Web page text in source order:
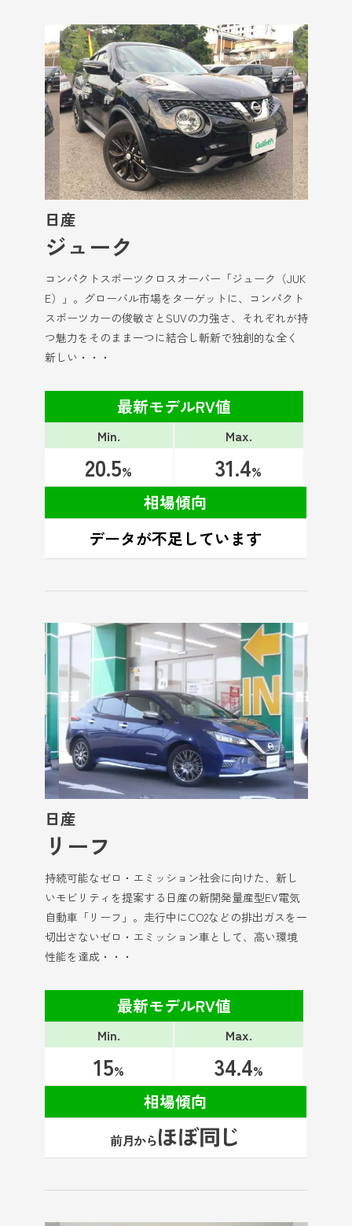
日産
ジューク
コンパクトスポーツクロスオーバー「ジューク（JUK
E）」。グローバル市場をターゲットに、コンパクト
スポーツカーの俊敏さとSUVの力強さ、それぞれが持
つ魅力をそのまま一つに結合し斬新で独創的な全く
新しい・・・
最新モデルRV値
Min.
20.5%
Max.
31.4%
相場傾向
日産
リーフ
持続可能なゼロ・エミッション社会に向けた、新し
いモビリティを提案する日産の新開発量産型EV電気
自動車「リーフ」。走行中にCO2などの排出ガスを一
切出さないゼロ・エミッション車として、高い環境
性能を達成・・・
最新モデルRV値
Min.
15%
Max.
34.4%
相場傾向